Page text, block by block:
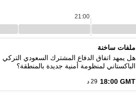
21:00
ملفات ساخنة
هل يمهد اتفاق الدفاع المشترك السعودي التركي
الباكستاني لمنظومة أمنية جديدة بالمنطقة؟
18:00 GMT 29 د